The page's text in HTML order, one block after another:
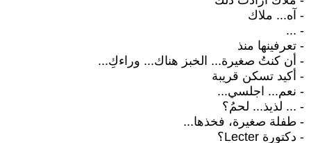
- آه... ملاك
- ...
- تعرفينها منذ
- أن كنتُ صغيرة... الخبز هناك... وراءكِ...
- أكيد تسكن قريبة
- نعم... اجلسي...
- ... لذيذ... لحمُ؟
- طفلة صغيرة، فخذها...
- دكتورة Lecter؟